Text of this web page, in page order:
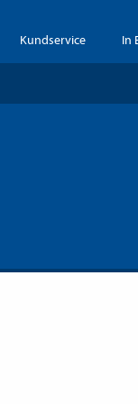
Kundservice In